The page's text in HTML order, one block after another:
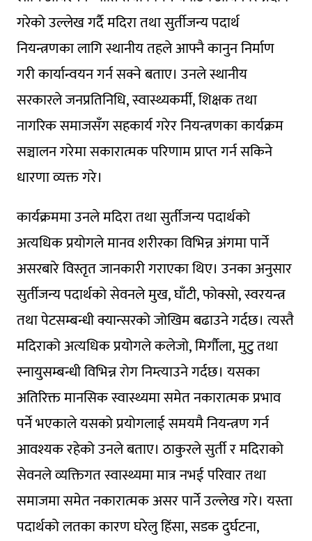
गरेको उल्लेख गर्दै मदिरा तथा सुर्तीजन्य पदार्थ
नियन्त्रणका लागि स्थानीय तहले आफ्नै कानुन निर्माण
गरी कार्यान्वयन गर्न सक्ने बताए। उनले स्थानीय
सरकारले जनप्रतिनिधि, स्वास्थ्यकर्मी, शिक्षक तथा
नागरिक समाजसँग सहकार्य गरेर नियन्त्रणका कार्यक्रम
सञ्चालन गरेमा सकारात्मक परिणाम प्राप्त गर्न सकिने
धारणा व्यक्त गरे।
कार्यक्रममा उनले मदिरा तथा सुर्तीजन्य पदार्थको
अत्यधिक प्रयोगले मानव शरीरका विभिन्न अंगमा पार्ने
असरबारे विस्तृत जानकारी गराएका थिए। उनका अनुसार
सुर्तीजन्य पदार्थको सेवनले मुख, घाँटी, फोक्सो, स्वरयन्त्र
तथा पेटसम्बन्धी क्यान्सरको जोखिम बढाउने गर्दछ। त्यस्तै
मदिराको अत्यधिक प्रयोगले कलेजो, मिर्गौला, मुटु तथा
स्नायुसम्बन्धी विभिन्न रोग निम्त्याउने गर्दछ। यसका
अतिरिक्त मानसिक स्वास्थ्यमा समेत नकारात्मक प्रभाव
पर्ने भएकाले यसको प्रयोगलाई समयमै नियन्त्रण गर्न
आवश्यक रहेको उनले बताए। ठाकुरले सुर्ती र मदिराको
सेवनले व्यक्तिगत स्वास्थ्यमा मात्र नभई परिवार तथा
समाजमा समेत नकारात्मक असर पार्ने उल्लेख गरे। यस्ता
पदार्थको लतका कारण घरेलु हिंसा, सडक दुर्घटना,